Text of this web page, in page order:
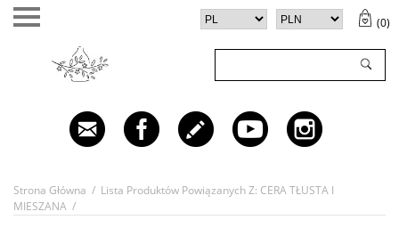
(0)
✕
TWÓJ KOSZYK (
Twój koszyk jest pusty
Strona Główna / Lista Produktów Powiązanych Z: CERA TŁUSTA I
MIESZANA /